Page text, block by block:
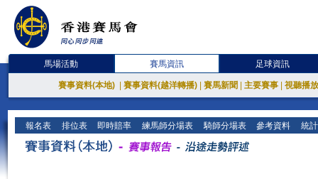
馬場活動 賽馬資訊 足球資訊
賽事資料(本地) 賽事資料(越洋轉播) 賽馬新聞 主要賽事 視聽播
報名表 排位表 即時賠率 練馬師分場表 騎師分場表 參考資料 統